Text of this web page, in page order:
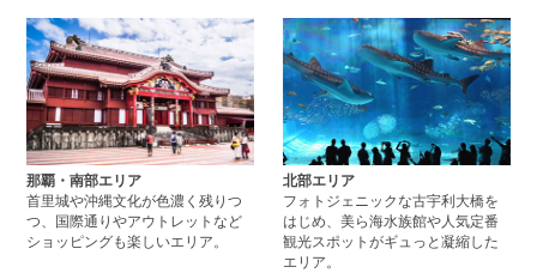
那覇・南部エリア
首里城や沖縄文化が色濃く残りつ
つ、国際通りやアウトレットなど
ショッピングも楽しいエリア。
那覇・南部エリアページへ
北部エリア
フォトジェニックな古宇利大橋を
はじめ、美ら海水族館や人気定番
観光スポットがギュっと凝縮した
エリア。